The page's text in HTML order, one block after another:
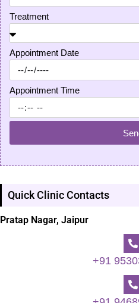
Treatment
Appointment Date
Appointment Time
Quick Clinic Contacts
Pratap Nagar, Jaipur
+91